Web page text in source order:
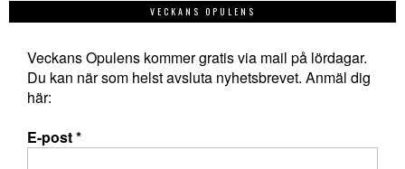
VECKANS OPULENS
Veckans Opulens kommer gratis via mail på lördagar.
Du kan när som helst avsluta nyhetsbrevet. Anmäl dig
här:
E-post*